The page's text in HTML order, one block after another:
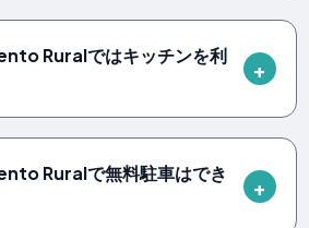
Ruralではキッチンを利
Ruralで無料駐車はでき